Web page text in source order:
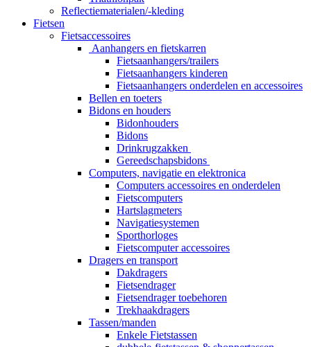
Reflectiematerialen/-kleding
Fietsen
Fietsaccessoires
Aanhangers en fietskarren
Fietsaanhangers/trailers
Fietsaanhangers kinderen
Fietsaanhangers onderdelen en accessoires
Bellen en toeters
Bidons en houders
Bidonhouders
Bidons
Drinkrugzakken
Gereedschapsbidons
Computers, navigatie en elektronica
Computers accessoires en onderdelen
Fietscomputers
Hartslagmeters
Navigatiesystemen
Sporthorloges
Fietscomputer accessoires
Dragers en transport
Dakdragers
Fietsendrager
Fietsendrager toebehoren
Trekhaakdragers
Tassen/manden
Enkele Fietstassen